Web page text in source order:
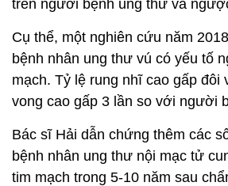
trên người bệnh ung thư và
Cụ thể, một nghiên cứu năm
bệnh nhân ung thư vú có yếu tố
mạch. Tỷ lệ rung nhĩ cao gấp đôi
vong cao gấp 3 lần so với người
Bác sĩ Hải dẫn chứng thêm các
bệnh nhân ung thư nội mạc tử
tim mạch trong 5-10 năm sau